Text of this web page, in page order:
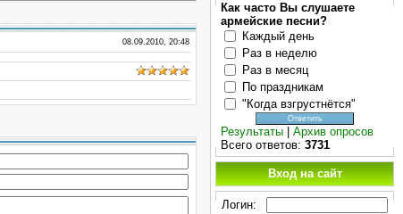
08.09.2010, 20:48
Как часто Вы слушаете
армейские песни?
Каждый день
Раз в неделю
Раз в месяц
По праздникам
"Когда взгрустнётся"
Результаты
Архив опросов
Всего ответов: 3731
Вход на сайт
Логин: